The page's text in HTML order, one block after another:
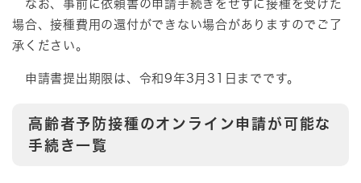
なお、事前に依頼書の申請手続きをせずに接種を受けた
場合、接種費用の還付ができない場合がありますのでご了
承ください。
申請書提出期限は、令和9年3月31日までです。
高齢者予防接種のオンライン申請が可能な
手続き一覧